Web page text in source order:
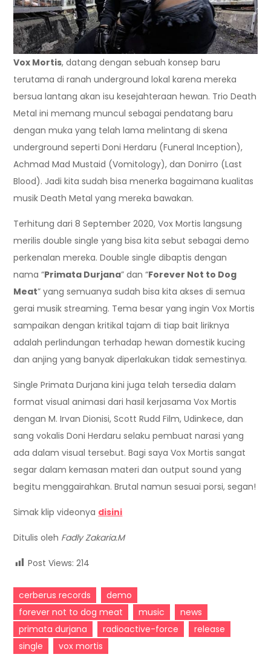
Vox Mortis, datang dengan sebuah konsep baru
terutama di ranah underground lokal karena mereka
bersua lantang akan isu kesejahteraan hewan. Trio Death
Metal ini memang muncul sebagai pendatang baru
dengan muka yang telah lama melintang di skena
underground seperti Doni Herdaru (Funeral Inception),
Achmad Mad Mustaid (Vomitology), dan Donirro (Last
Blood). Jadi kita sudah bisa menerka bagaimana kualitas
musik Death Metal yang mereka bawakan.
Terhitung dari 8 September 2020, Vox Mortis langsung
merilis double single yang bisa kita sebut sebagai demo
perkenalan mereka. Double single dibaptis dengan
nama “Primata Durjana” dan “Forever Not to Dog
Meat” yang semuanya sudah bisa kita akses di semua
gerai musik streaming. Tema besar yang ingin Vox Mortis
sampaikan dengan kritikal tajam di tiap bait liriknya
adalah perlindungan terhadap hewan domestik kucing
dan anjing yang banyak diperlakukan tidak semestinya.
Single Primata Durjana kini juga telah tersedia dalam
format visual animasi dari hasil kerjasama Vox Mortis
dengan M. Irvan Dionisi, Scott Rudd Film, Udinkece, dan
sang vokalis Doni Herdaru selaku pembuat narasi yang
ada dalam visual tersebut. Bagi saya Vox Mortis sangat
segar dalam kemasan materi dan output sound yang
begitu menggairahkan. Brutal namun sesuai porsi, segan!
Simak klip videonya disini
Ditulis oleh Fadly Zakaria.M
Post Views: 214
cerberus records
demo
forever not to dog meat
music
news
primata durjana
radioactive-force
release
single
vox mortis